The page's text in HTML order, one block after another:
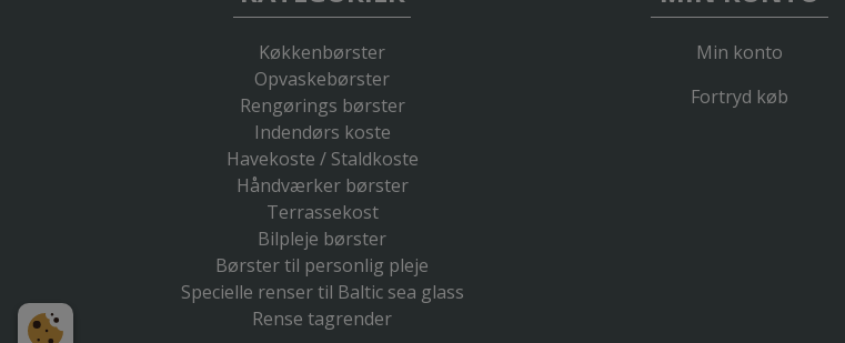
Køkkenbørster
Opvaskebørster
Rengørings børster
Indendørs koste
Havekoste / Staldkoste
Håndværker børster
Terrassekost
Bilpleje børster
Børster til personlig pleje
Specielle renser til Baltic sea glass
Rense tagrender
Min konto
Fortryd køb